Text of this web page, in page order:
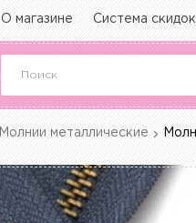
О магазине Система скидок
Молнии металлические